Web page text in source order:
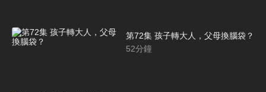
第72集 孩子轉大人，父母換腦袋？
52分鐘